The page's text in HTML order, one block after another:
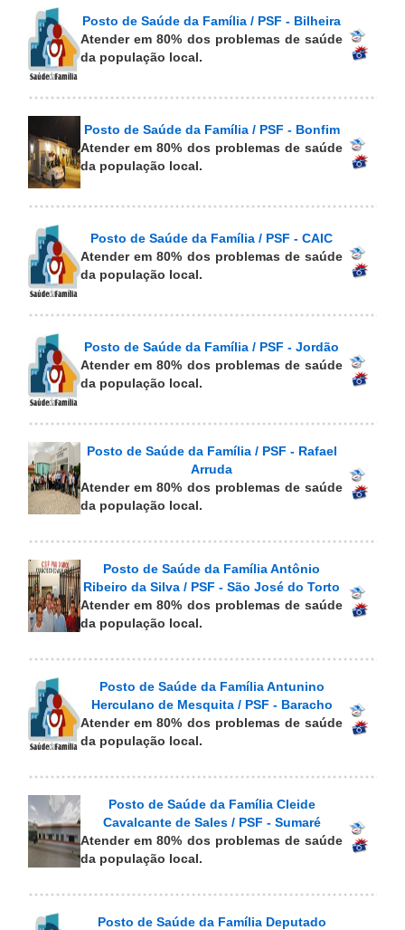
Posto de Saúde da Família / PSF - Bilheira
Atender em 80% dos problemas de saúde
da população local.
Posto de Saúde da Família / PSF - Bonfim
Atender em 80% dos problemas de saúde
da população local.
Posto de Saúde da Família / PSF - CAIC
Atender em 80% dos problemas de saúde
da população local.
Posto de Saúde da Família / PSF - Jordão
Atender em 80% dos problemas de saúde
da população local.
Posto de Saúde da Família / PSF - Rafael
Arruda
Atender em 80% dos problemas de saúde
da população local.
Posto de Saúde da Família Antônio
Ribeiro da Silva / PSF - São José do Torto
Atender em 80% dos problemas de saúde
da população local.
Posto de Saúde da Família Antunino
Herculano de Mesquita / PSF - Baracho
Atender em 80% dos problemas de saúde
da população local.
Posto de Saúde da Família Cleide
Cavalcante de Sales / PSF - Sumaré
Atender em 80% dos problemas de saúde
da população local.
Posto de Saúde da Família Deputado